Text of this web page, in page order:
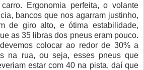
Ergonomia perfeita, o volante
bancos que nos agarram justinho,
de giro alto, e ótima estabilidade,
as 35 libras dos pneus eram pouco.
colocar ao redor de 30% a
na rua, ou seja, esses pneus que
estar com 40 na pista, daí que